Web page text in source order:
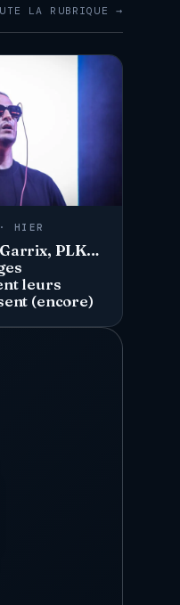
LA RUBRIQUE →
HIER
PLK…
leurs
(encore)